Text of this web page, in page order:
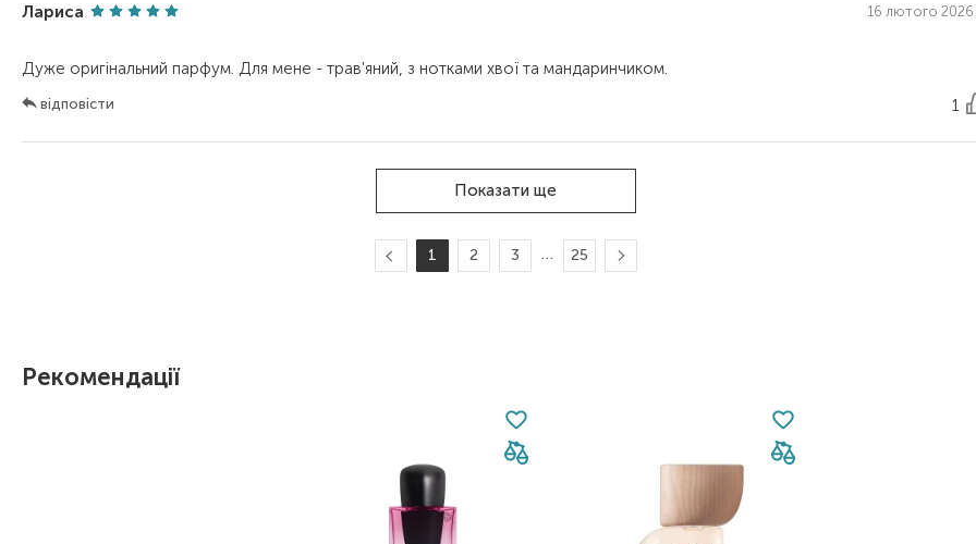
Лариса 16 лютого 2026
відповісти 1
Показати ще
1 2 3 … 25
Рекомендації